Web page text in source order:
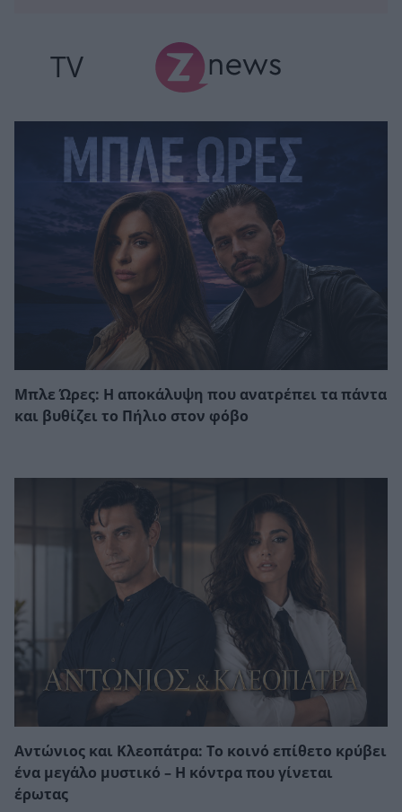
TV
Μπλε Ώρες: Η αποκάλυψη που ανατρέπει τα πάντα
και βυθίζει το Πήλιο στον φόβο
Αντώνιος και Κλεοπάτρα: Το κοινό επίθετο κρύβει
ένα μεγάλο μυστικό – Η κόντρα που γίνεται
έρωτας